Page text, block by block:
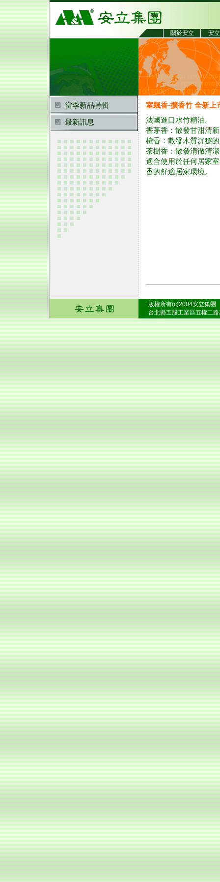
關於安立 安
當季新品特輯
最新訊息
室飄香-擴香竹 全新上
法國進口水竹精油。
香茅香：散發甘甜清
檀香：散發木質沉穩
茶樹香：散發清徹清
適合使用於任何居家
香的舒適居家環境。
版權所有(c)2004安立集團
台北縣五股工業區五權二